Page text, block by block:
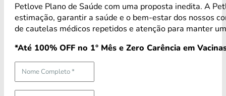
Petlove Plano de Saúde com uma proposta inedita. A
estimação, garantir a saúde e o bem-estar dos nossos
de cautelas médicos repetidos e atenção para manter
*Até 100% OFF no 1° Mês e Zero Carência em